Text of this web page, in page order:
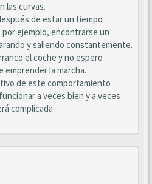
las curvas.
de estar un tiempo
ejemplo, encontrarse un
y saliendo constantemente.
el coche y no espero
emprender la marcha.
de este comportamiento
a veces bien y a veces
complicada.